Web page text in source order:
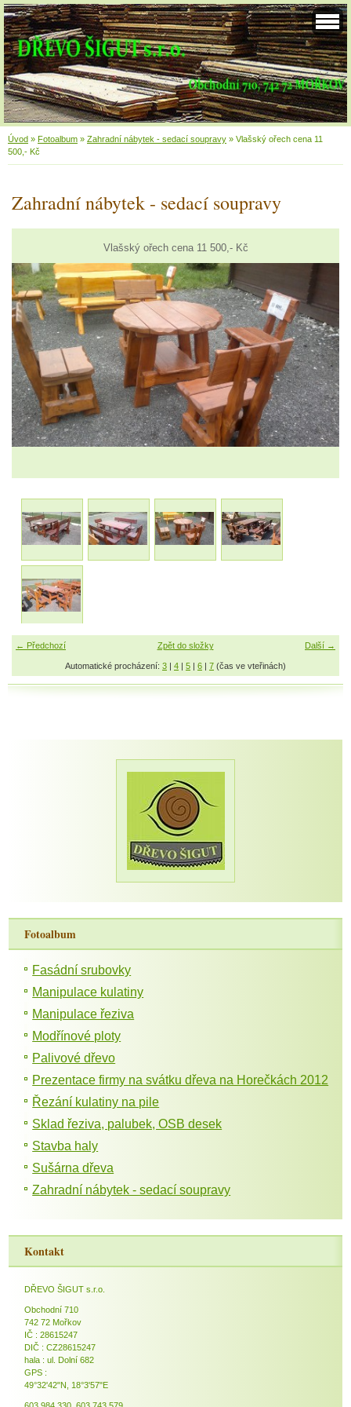
Úvod » Fotoalbum » Zahradní nábytek - sedací soupravy » Vlašský ořech cena 11
500,- Kč
Zahradní nábytek - sedací soupravy
Vlašský ořech cena 11 500,- Kč
← Předchozí Další →
Zpět do složky
Automatické procházení: 3 4 5 6 7 (čas ve vteřinách)
Fotoalbum
Fasádní srubovky
Manipulace kulatiny
Manipulace řeziva
Modřínové ploty
Palivové dřevo
Prezentace firmy na svátku dřeva na Horečkách 2012
Řezání kulatiny na pile
Sklad řeziva, palubek, OSB desek
Stavba haly
Sušárna dřeva
Zahradní nábytek - sedací soupravy
Kontakt
DŘEVO ŠIGUT s.r.o.
Obchodní 710
742 72 Mořkov
IČ : 28615247
DIČ : CZ28615247
hala : ul. Dolní 682
GPS :
49°32'42"N, 18°3'57"E